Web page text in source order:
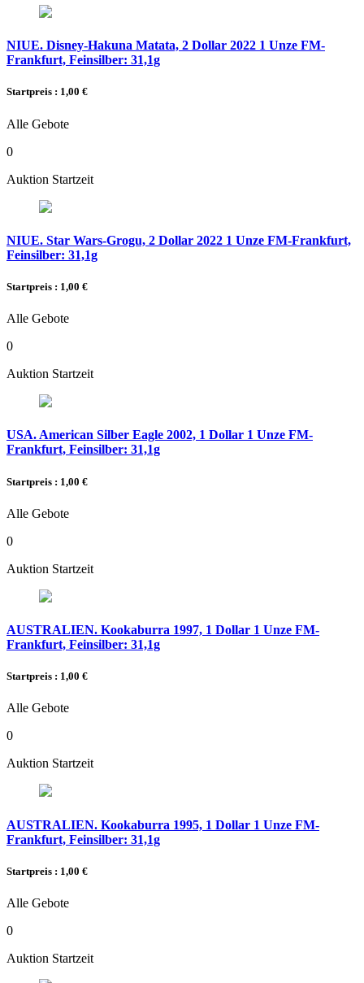
NIUE. Disney-Hakuna Matata, 2 Dollar 2022 1 Unze FM-
Frankfurt, Feinsilber: 31,1g
Startpreis : 1,00 €
Alle Gebote
0
Auktion Startzeit
NIUE. Star Wars-Grogu, 2 Dollar 2022 1 Unze FM-Frankfurt,
Feinsilber: 31,1g
Startpreis : 1,00 €
Alle Gebote
0
Auktion Startzeit
USA. American Silber Eagle 2002, 1 Dollar 1 Unze FM-
Frankfurt, Feinsilber: 31,1g
Startpreis : 1,00 €
Alle Gebote
0
Auktion Startzeit
AUSTRALIEN. Kookaburra 1997, 1 Dollar 1 Unze FM-
Frankfurt, Feinsilber: 31,1g
Startpreis : 1,00 €
Alle Gebote
0
Auktion Startzeit
AUSTRALIEN. Kookaburra 1995, 1 Dollar 1 Unze FM-
Frankfurt, Feinsilber: 31,1g
Startpreis : 1,00 €
Alle Gebote
0
Auktion Startzeit